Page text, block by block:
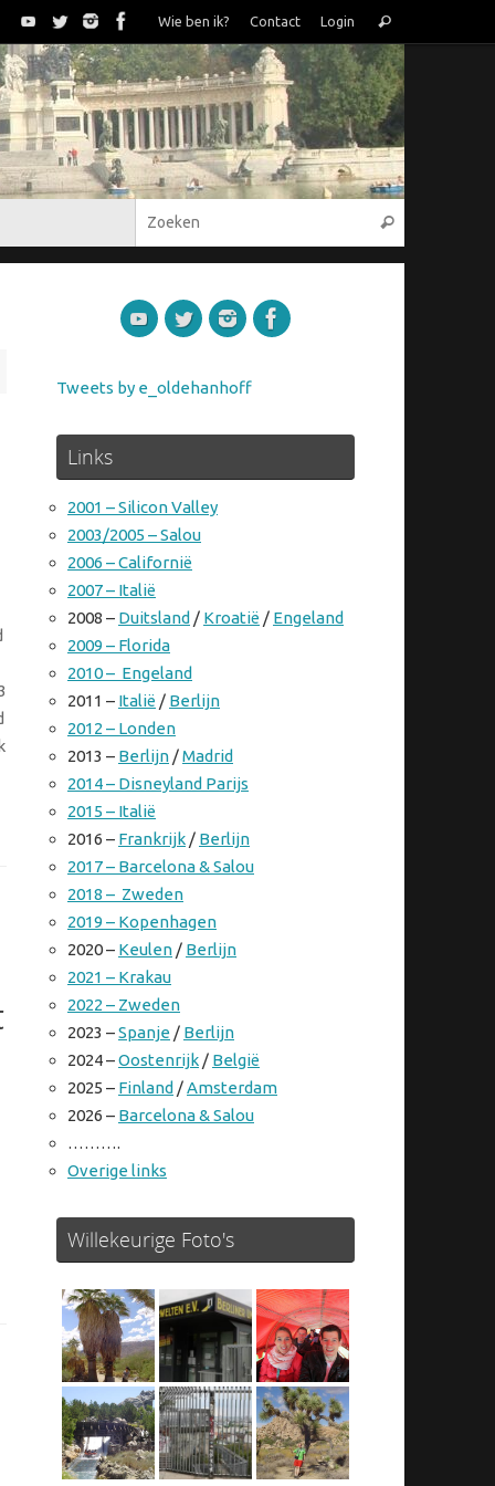
Wie ben ik? Contact Login
naar:
Zoeken
Zoeken
Tweets by e_oldehanhoff
Links
2001 – Silicon Valley
2003/2005 – Salou
2006 – Californië
2007 – Italië
2008 – Duitsland / Kroatië / Engeland
2009 – Florida
2010 – Engeland
2011 – Italië / Berlijn
2012 – Londen
2013 – Berlijn /Madrid
2014 – Disneyland Parijs
2015 – Italië
2016 – Frankrijk / Berlijn
2017 – Barcelona & Salou
2018 – Zweden
2019 – Kopenhagen
2020 – Keulen / Berlijn
2021 – Krakau
2022 – Zweden
2023 –Spanje / Berlijn
2024 –Oostenrijk / België
2025 – Finland /Amsterdam
2026 – Barcelona & Salou
……….
Overige links
Willekeurige Foto's